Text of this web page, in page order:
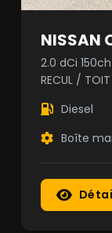
NISSAN
2.0 dCi
RECUL /
Diesel
Boîte